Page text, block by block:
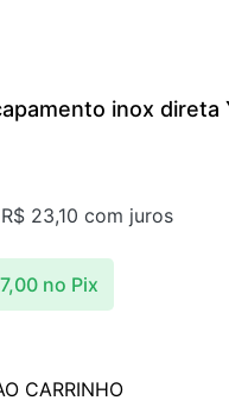
inox direta
R$ 23,10 com juros
no Pix
CARRINHO